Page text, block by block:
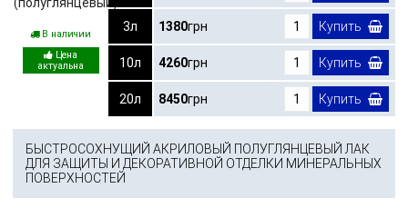
В наличии
3л 1380грн Купить
10л 4260грн Купить
20л 8450грн Купить
БЫСТРОСОХНУЩИЙ АКРИЛОВЫЙ ПОЛУГЛЯНЦЕВЫЙ ЛАК
ДЛЯ ЗАЩИТЫ И ДЕКОРАТИВНОЙ ОТДЕЛКИ МИНЕРАЛЬНЫХ
ПОВЕРХНОСТЕЙ